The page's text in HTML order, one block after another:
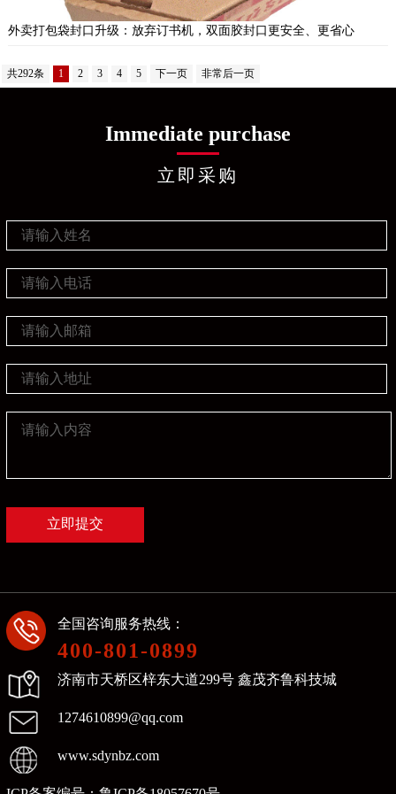
外卖打包袋封口升级：放弃订书机，双面胶封口更安全、更省心
共292条 1 2 3 4 5 下一页 非常后一页
Immediate purchase
立即采购
全国咨询服务热线：
400-801-0899
济南市天桥区梓东大道299号 鑫茂齐鲁科技城
1274610899@qq.com
www.sdynbz.com